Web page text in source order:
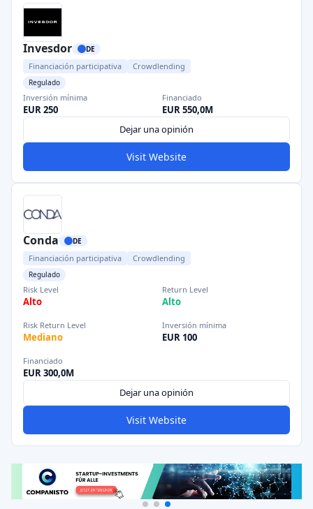
Invesdor DE
Financiación participativa Crowdlending
Regulado
Inversión mínima
EUR 250
Financiado
EUR 550,0M
Dejar una opinión
Visit Website
Conda DE
Financiación participativa Crowdlending
Regulado
Risk Level
Alto
Return Level
Alto
Risk Return Level
Mediano
Inversión mínima
EUR 100
Financiado
EUR 300,0M
Dejar una opinión
Visit Website